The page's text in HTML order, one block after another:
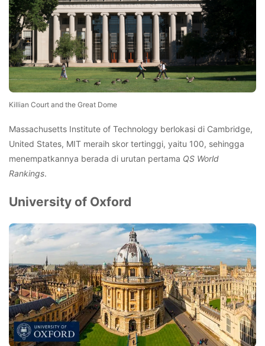
Killian Court and the Great Dome
Massachusetts Institute of Technology berlokasi di Cambridge,
United States, MIT meraih skor tertinggi, yaitu 100, sehingga
menempatkannya berada di urutan pertama QS World
Rankings.
University of Oxford